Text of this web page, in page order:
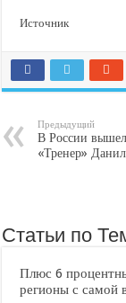
Источник
Предыдущий
В России
«Тренер»
Статьи по
Плюс 6
регионы с самой